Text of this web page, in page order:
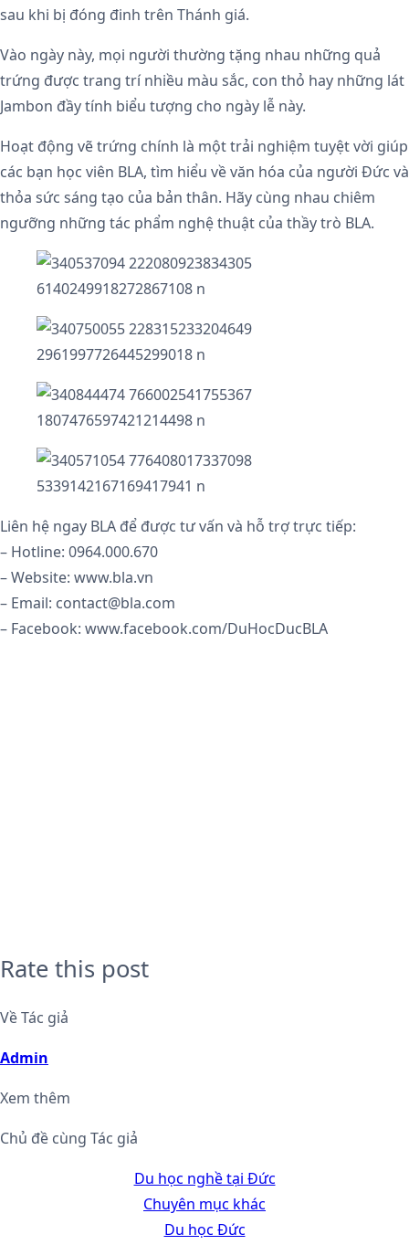
sau khi bị đóng đinh trên Thánh giá.
Vào ngày này, mọi người thường tặng nhau những quả
trứng được trang trí nhiều màu sắc, con thỏ hay những lát
Jambon đầy tính biểu tượng cho ngày lễ này.
Hoạt động vẽ trứng chính là một trải nghiệm tuyệt vời giúp
các bạn học viên BLA, tìm hiểu về văn hóa của người Đức và
thỏa sức sáng tạo của bản thân. Hãy cùng nhau chiêm
ngưỡng những tác phẩm nghệ thuật của thầy trò BLA.
Liên hệ ngay BLA để được tư vấn và hỗ trợ trực tiếp:
– Hotline: 0964.000.670
– Website: www.bla.vn
– Email: contact@bla.com
– Facebook: www.facebook.com/DuHocDucBLA
Rate this post
Về Tác giả
Admin
Xem thêm
Chủ đề cùng Tác giả
Du học nghề tại Đức
Chuyên mục khác
Du học Đức